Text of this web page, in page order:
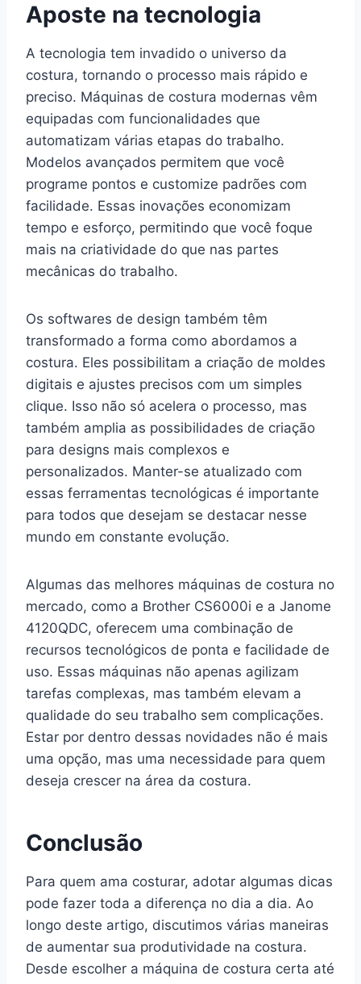
Aposte na tecnologia
A tecnologia tem invadido o universo da
costura, tornando o processo mais rápido e
preciso. Máquinas de costura modernas vêm
equipadas com funcionalidades que
automatizam várias etapas do trabalho.
Modelos avançados permitem que você
programe pontos e customize padrões com
facilidade. Essas inovações economizam
tempo e esforço, permitindo que você foque
mais na criatividade do que nas partes
mecânicas do trabalho.
Os softwares de design também têm
transformado a forma como abordamos a
costura. Eles possibilitam a criação de moldes
digitais e ajustes precisos com um simples
clique. Isso não só acelera o processo, mas
também amplia as possibilidades de criação
para designs mais complexos e
personalizados. Manter-se atualizado com
essas ferramentas tecnológicas é importante
para todos que desejam se destacar nesse
mundo em constante evolução.
Algumas das melhores máquinas de costura no
mercado, como a Brother CS6000i e a Janome
4120QDC, oferecem uma combinação de
recursos tecnológicos de ponta e facilidade de
uso. Essas máquinas não apenas agilizam
tarefas complexas, mas também elevam a
qualidade do seu trabalho sem complicações.
Estar por dentro dessas novidades não é mais
uma opção, mas uma necessidade para quem
deseja crescer na área da costura.
Conclusão
Para quem ama costurar, adotar algumas dicas
pode fazer toda a diferença no dia a dia. Ao
longo deste artigo, discutimos várias maneiras
de aumentar sua produtividade na costura.
Desde escolher a máquina de costura certa até